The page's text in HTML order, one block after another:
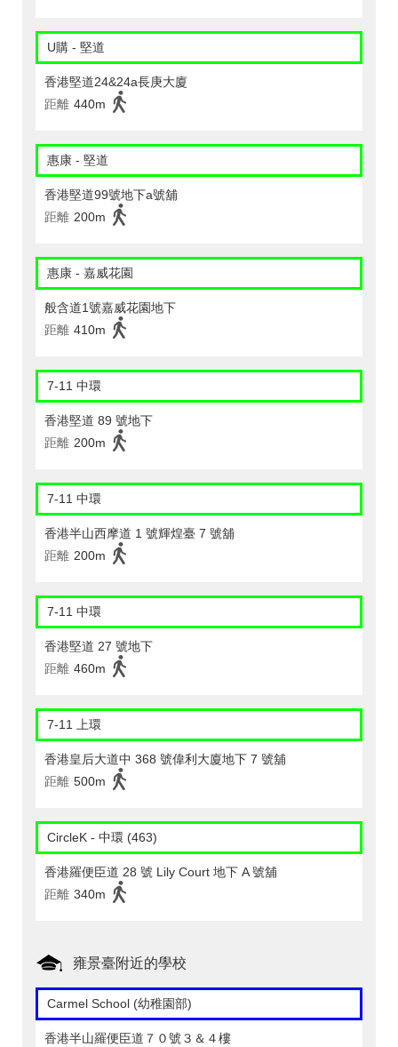
U購 - 堅道
香港堅道24&24a長庚大廈
距離 440m
惠康 - 堅道
香港堅道99號地下a號舖
距離 200m
惠康 - 嘉威花園
般含道1號嘉威花園地下
距離 410m
7-11 中環
香港堅道 89 號地下
距離 200m
7-11 中環
香港半山西摩道 1 號輝煌臺 7 號舖
距離 200m
7-11 中環
香港堅道 27 號地下
距離 460m
7-11 上環
香港皇后大道中 368 號偉利大廈地下 7 號舖
距離 500m
CircleK - 中環 (463)
香港羅便臣道 28 號 Lily Court 地下 A 號舖
距離 340m
雍景臺附近的學校
Carmel School (幼稚園部)
香港半山羅便臣道７０號３＆４樓